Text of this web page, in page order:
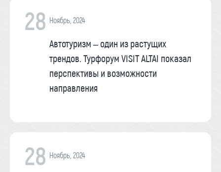
28 Ноябрь, 2024
Автотуризм – один из растущих
трендов. Турфорум VISIT ALTAI показал
перспективы и возможности
направления
28 Ноябрь, 2024